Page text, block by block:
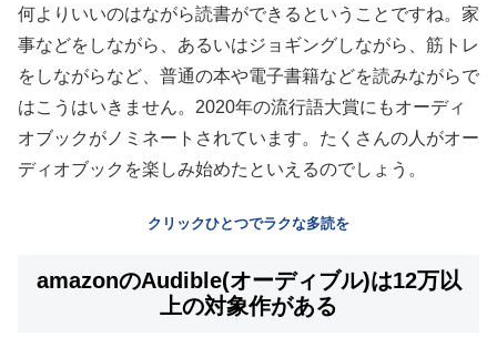
何よりいいのはながら読書ができるということですね。家
事などをしながら、あるいはジョギングしながら、筋トレ
をしながらなど、普通の本や電子書籍などを読みながらで
はこうはいきません。2020年の流行語大賞にもオーディ
オブックがノミネートされています。たくさんの人がオー
ディオブックを楽しみ始めたといえるのでしょう。
クリックひとつでラクな多読を
amazonのAudible(オーディブル)は12万以
上の対象作がある